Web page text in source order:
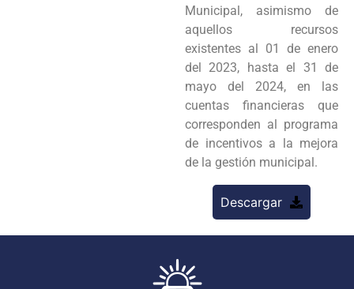
Municipal, asimismo de
aquellos recursos
existentes al 01 de enero
del 2023, hasta el 31 de
mayo del 2024, en las
cuentas financieras que
corresponden al programa
de incentivos a la mejora
de la gestión municipal.
Descargar